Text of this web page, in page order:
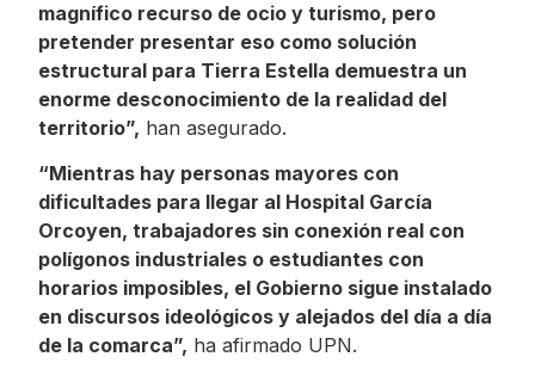
magnífico recurso de ocio y turismo, pero
pretender presentar eso como solución
estructural para Tierra Estella demuestra un
enorme desconocimiento de la realidad del
territorio”, han asegurado.
“Mientras hay personas mayores con
dificultades para llegar al Hospital García
Orcoyen, trabajadores sin conexión real con
polígonos industriales o estudiantes con
horarios imposibles, el Gobierno sigue instalado
en discursos ideológicos y alejados del día a día
de la comarca”, ha afirmado UPN.